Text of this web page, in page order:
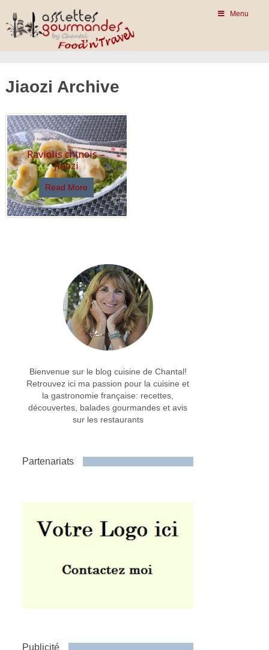
Menu
Jiaozi Archive
Raviolis chinois –
Jiaozi
Read More
Bienvenue sur le blog cuisine de Chantal!
Retrouvez ici ma passion pour la cuisine et
la gastronomie française: recettes,
découvertes, balades gourmandes et avis
sur les restaurants
Partenariats
Publicité